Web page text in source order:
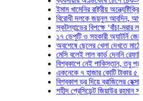
ইমাম খামেনির রাষ্ট্রীয় অন্ত্যেষ্টিক্রিয়ায়
বিরোধী দলকে জয়নুল আবদিন, আপনারা
স্কটল্যান্ডের বিপক্ষে ‘বাঁচা-মরার
১৭ ডেপুটি ও সহকারী অ্যাটর্নি
অবশেষে ছেলের খেলা দেখতে মাঠে
মেসি বলেই লাল কার্ড দেননি রেফারি!
বিশ্বকাপে নেই পাকিস্তান, তবু প্রতিটি
একনেকে ৭ হাজার কোটি টাকার ৫
বিশ্বকাপ ড্র দিয়ে ব্রাজিলের হেক্সা মিশন
শহীদ প্রেসিডেন্ট জিয়াউর রহমান